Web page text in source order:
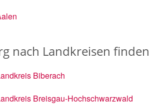
nach Landkreisen finden
Biberach
Breisgau-Hochschwarzwald